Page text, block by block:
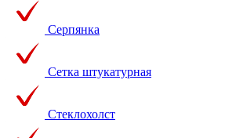
Серпянка
Сетка штукатурная
Стеклохолст